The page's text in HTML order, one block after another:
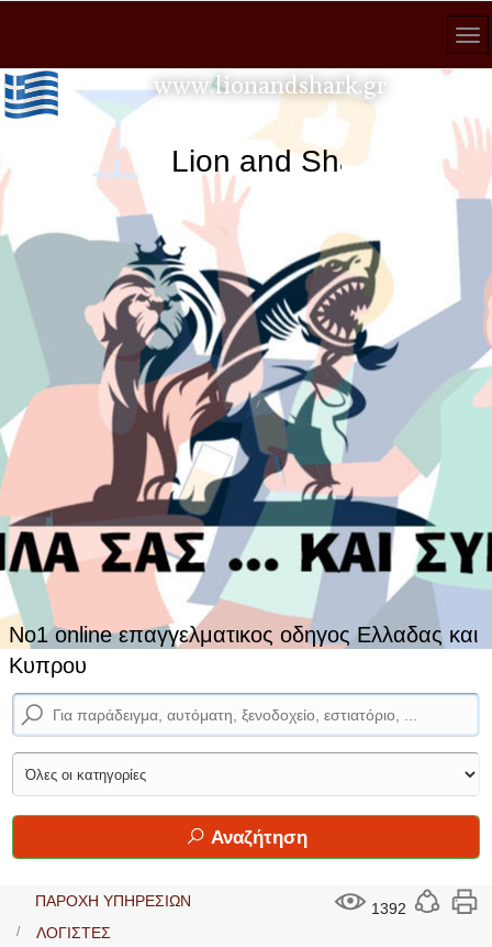
No1 online επαγγελματικος οδηγος Ελλαδας και
Κυπρου
www.lionandshark.gr
Lion and Shark κάθε
Αναζήτηση
1392
ΠΑΡΟΧΗ ΥΠΗΡΕΣΙΩΝ
ΛΟΓΙΣΤΕΣ